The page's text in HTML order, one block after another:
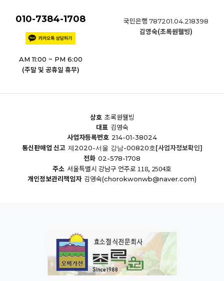
010-7384-1708
AM 11:00 ~ PM 6:00
(주말 및 공휴일 휴무)
국민은행 787201.04.218398
김영숙(초록원웰빙)
상호 초록원웰빙
대표 김영숙
사업자등록번호 214-01-38024
통신판매업 신고 제2020-서울 강남-00820호[사업자정보확인]
전화 02-578-1708
주소 서울특별시 강남구 언주로 118, 2504호
개인정보관리책임자 김영숙(chorokwonwb@naver.com)